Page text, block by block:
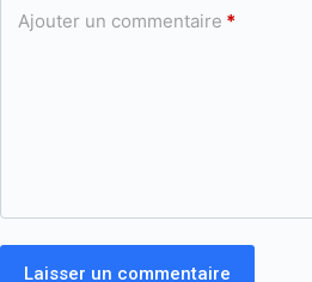
Ajouter un commentaire *
Laisser un commentaire